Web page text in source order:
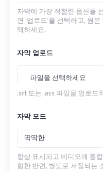
자막에 가장 적합한 옵션을
면 '업로드'를 선택하고, 원
택하세요.
자막 업로드
파일을 선택하세요
.srt 또는 .ass 파일을 업로드
자막 모드
딱딱한
항상 표시되고 비디오에 통
합한 반면, 별도로 저장되는